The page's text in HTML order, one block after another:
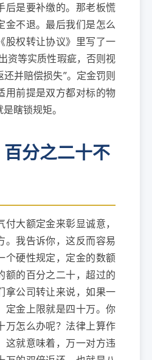
后是要补缴的。那老板慌
金不退。最后我们是怎么
股权转让协议》里写了一
资等实质性瑕疵，否则视
并赔偿损失”。定金罚则
用前提是双方都对标的物
瞎锁规矩。
分之二十不
大额定金来彰显诚意，
。我告诉你，这反而容易
个硬性规定，定金的数额
额的百分之二十，超过的
拿公司转让来说，如果一
定金上限就是四十万。你
万怎么办呢？法律上算作
这就意味着，万一对方违